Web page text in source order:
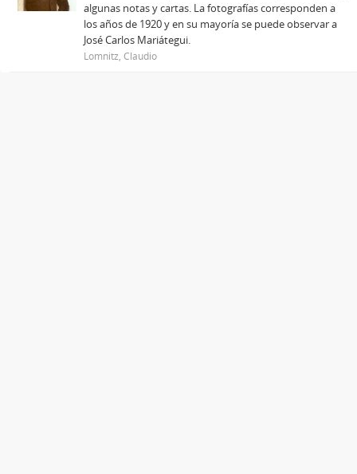
algunas notas y cartas. La fotografías corresponden a
los años de 1920 y en su mayoría se puede observar a
José Carlos Mariátegui.
Lomnitz, Claudio